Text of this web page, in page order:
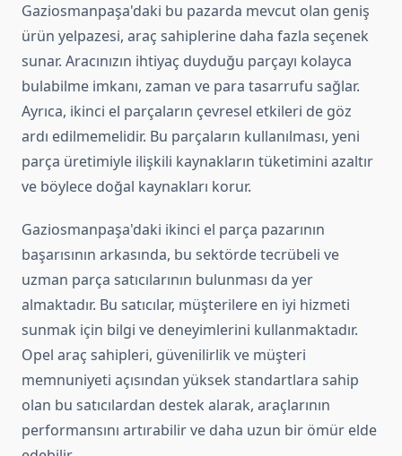
Gaziosmanpaşa'daki bu pazarda mevcut olan geniş
ürün yelpazesi, araç sahiplerine daha fazla seçenek
sunar. Aracınızın ihtiyaç duyduğu parçayı kolayca
bulabilme imkanı, zaman ve para tasarrufu sağlar.
Ayrıca, ikinci el parçaların çevresel etkileri de göz
ardı edilmemelidir. Bu parçaların kullanılması, yeni
parça üretimiyle ilişkili kaynakların tüketimini azaltır
ve böylece doğal kaynakları korur.
Gaziosmanpaşa'daki ikinci el parça pazarının
başarısının arkasında, bu sektörde tecrübeli ve
uzman parça satıcılarının bulunması da yer
almaktadır. Bu satıcılar, müşterilere en iyi hizmeti
sunmak için bilgi ve deneyimlerini kullanmaktadır.
Opel araç sahipleri, güvenilirlik ve müşteri
memnuniyeti açısından yüksek standartlara sahip
olan bu satıcılardan destek alarak, araçlarının
performansını artırabilir ve daha uzun bir ömür elde